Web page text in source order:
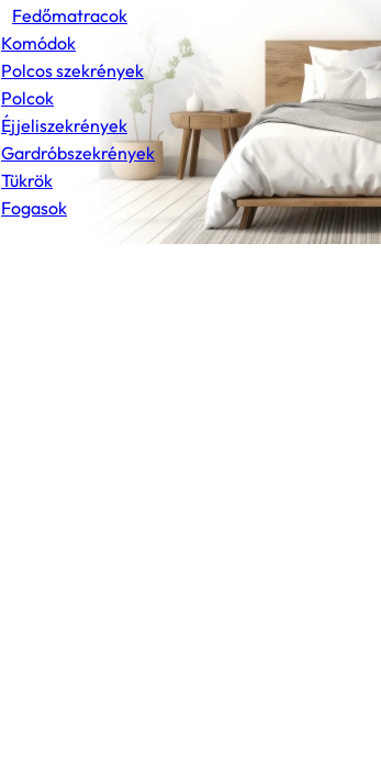
Fedőmatracok
Komódok
Polcos szekrények
Polcok
Éjjeliszekrények
Gardróbszekrények
Tükrök
Fogasok